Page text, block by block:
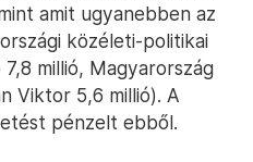
amit ugyanebben az
közéleti-politikai
millió, Magyarország
Viktor 5,6 millió). A
pénzelt ebből.